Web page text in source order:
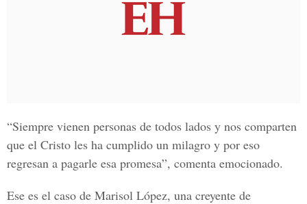
“Siempre vienen personas de todos lados y nos comparten
que el Cristo les ha cumplido un milagro y por eso
regresan a pagarle esa promesa”, comenta emocionado.
Ese es el caso de Marisol López, una creyente de